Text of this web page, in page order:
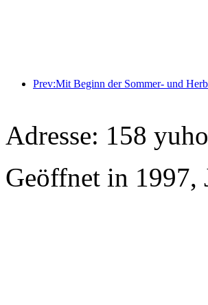
Adresse: 158
Geöffnet in 1997,